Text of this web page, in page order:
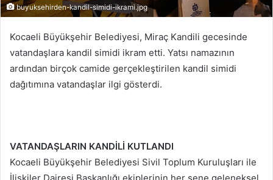
buyuksehirden-kandil-simidi-ikrami.jpg
Kocaeli Büyükşehir Belediyesi, Miraç Kandili gecesinde
vatandaşlara kandil simidi ikram etti. Yatsı namazının
ardından birçok camide gerçekleştirilen kandil simidi
dağıtımına vatandaşlar ilgi gösterdi.
VATANDAŞLARIN KANDİLİ KUTLANDI
Kocaeli Büyükşehir Belediyesi Sivil Toplum Kuruluşları ile